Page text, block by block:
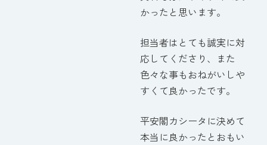
かったと思います。
担当者はとても誠実に対
応してくださり、また
色々な事もおねがいしや
すくて良かったです。
平安閣カシータに決めて
本当に良かったとおもい